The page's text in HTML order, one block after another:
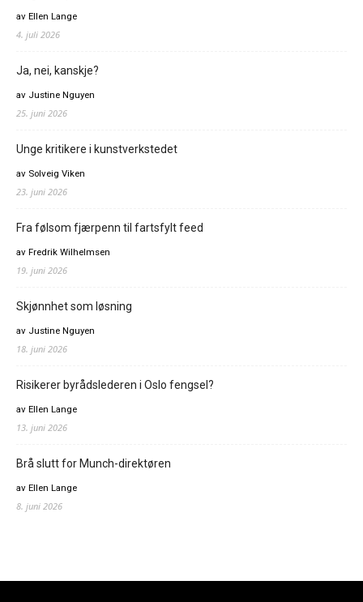
av Ellen Lange
4. juli 2026
Ja, nei, kanskje?
av Justine Nguyen
25. juni 2026
Unge kritikere i kunstverkstedet
av Solveig Viken
23. juni 2026
Fra følsom fjærpenn til fartsfylt feed
av Fredrik Wilhelmsen
19. juni 2026
Skjønnhet som løsning
av Justine Nguyen
18. juni 2026
Risikerer byrådslederen i Oslo fengsel?
av Ellen Lange
13. juni 2026
Brå slutt for Munch-direktøren
av Ellen Lange
8. juni 2026